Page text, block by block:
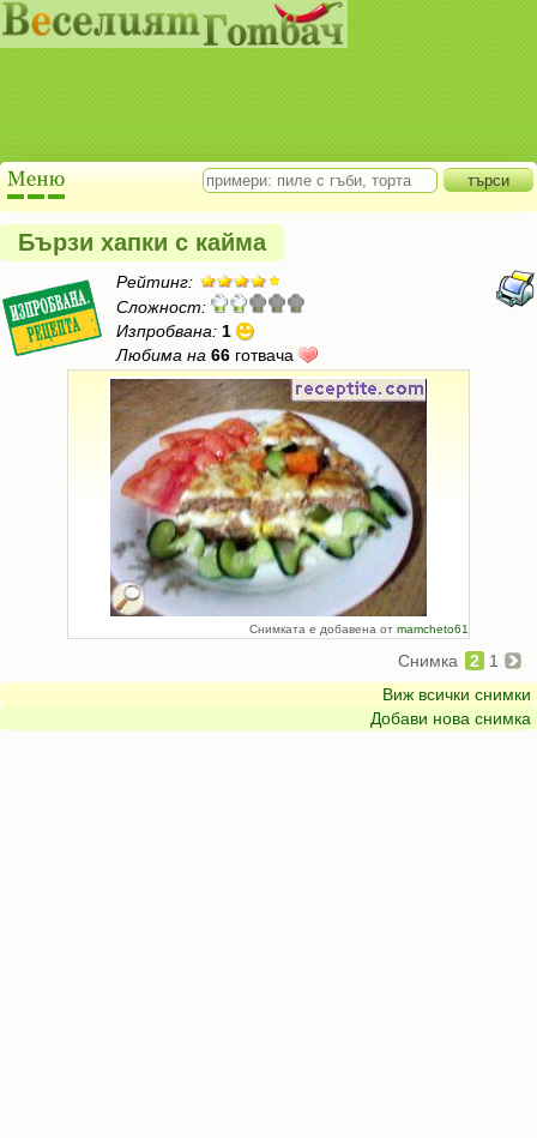
Бързи хапки с кайма
Рейтинг:
Сложност:
Изпробвана: 1
Любима на 66 готвача
Снимката е добавена от mamcheto61
Снимка 2
1
Виж всички снимки
Добави нова снимка